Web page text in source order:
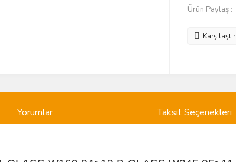
Ürün Paylaş :
Karşılaştır
Yorumlar Taksit Seçenekleri